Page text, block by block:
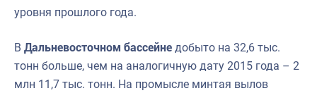
уровня прошлого года.
В Дальневосточном бассейне добыто на 32,6 тыс.
тонн больше, чем на аналогичную дату 2015 года – 2
млн 11,7 тыс. тонн. На промысле минтая вылов